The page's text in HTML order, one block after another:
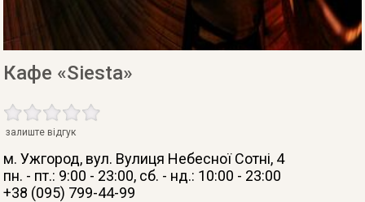
Кафе «Siesta»
залиште відгук
м. Ужгород, вул. Вулиця Небесної Сотні, 4
пн. - пт.: 9:00 - 23:00, сб. - нд.: 10:00 - 23:00
+38 (095) 799-44-99